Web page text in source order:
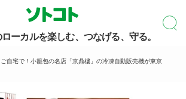
ローカルを楽しむ、つなげる、守る。
自宅で！小籠包の名店「京鼎樓」の冷凍自動販売機が東京